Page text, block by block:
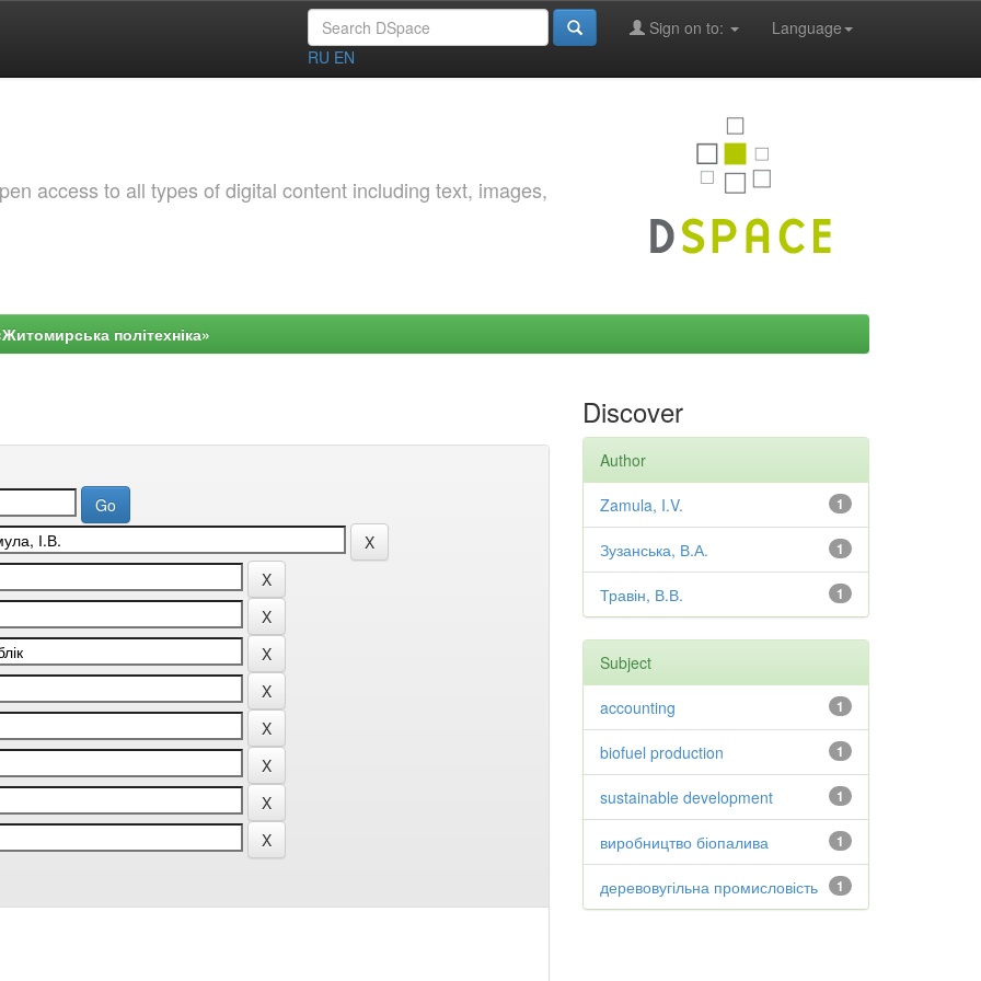
Language
Sign on to:
RU EN
access to all types of digital content including text, images,
політехніка»
Discover
Author
1
Zamula, I.V.
1
Зузанська, В.А.
1
Травін, В.В.
Subject
1
accounting
1
biofuel production
1
sustainable development
1
виробництво біопалива
1
деревовугільна промисловість